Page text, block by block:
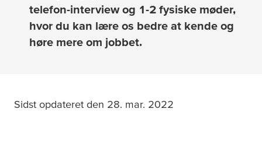
telefon-interview og 1-2 fysiske møder,
hvor du kan lære os bedre at kende og
høre mere om jobbet.
Sidst opdateret den 28. mar. 2022